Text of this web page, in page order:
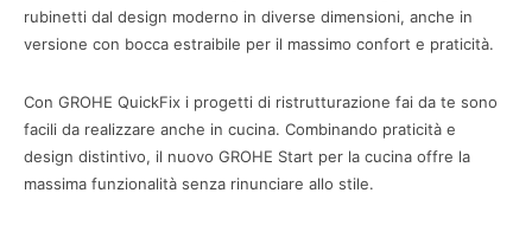
rubinetti dal design moderno in diverse dimensioni, anche in
versione con bocca estraibile per il massimo confort e praticità.
Con GROHE QuickFix i progetti di ristrutturazione fai da te sono
facili da realizzare anche in cucina. Combinando praticità e
design distintivo, il nuovo GROHE Start per la cucina offre la
massima funzionalità senza rinunciare allo stile.